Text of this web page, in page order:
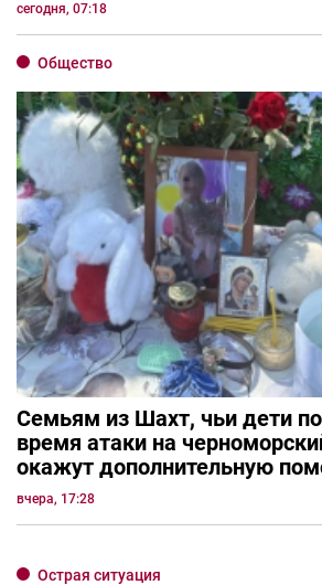
сегодня, 07:18
Общество
Семьям из Шахт, чьи дети
время атаки на
окажут дополнительную
вчера, 17:28
Острая ситуация